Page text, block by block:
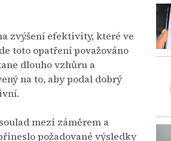
zvýšení efektivity, které ve
toto opatření považováno
dlouho vzhůru a
na to, aby podal dobrý
mezi záměrem a
požadované výsledky